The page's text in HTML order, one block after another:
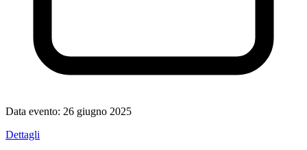
Data evento: 26 giugno 2025
Dettagli